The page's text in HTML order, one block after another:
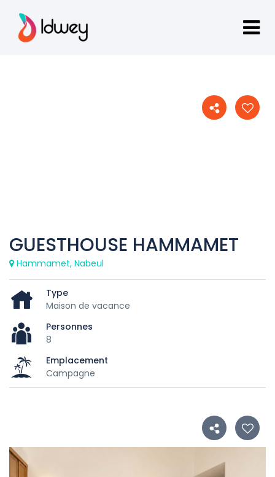
GUESTHOUSE HAMMAMET
Hammamet, Nabeul
Type
Maison de vacance
Personnes
8
Emplacement
Campagne